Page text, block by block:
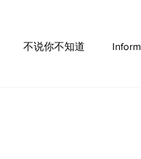
不说你不知道